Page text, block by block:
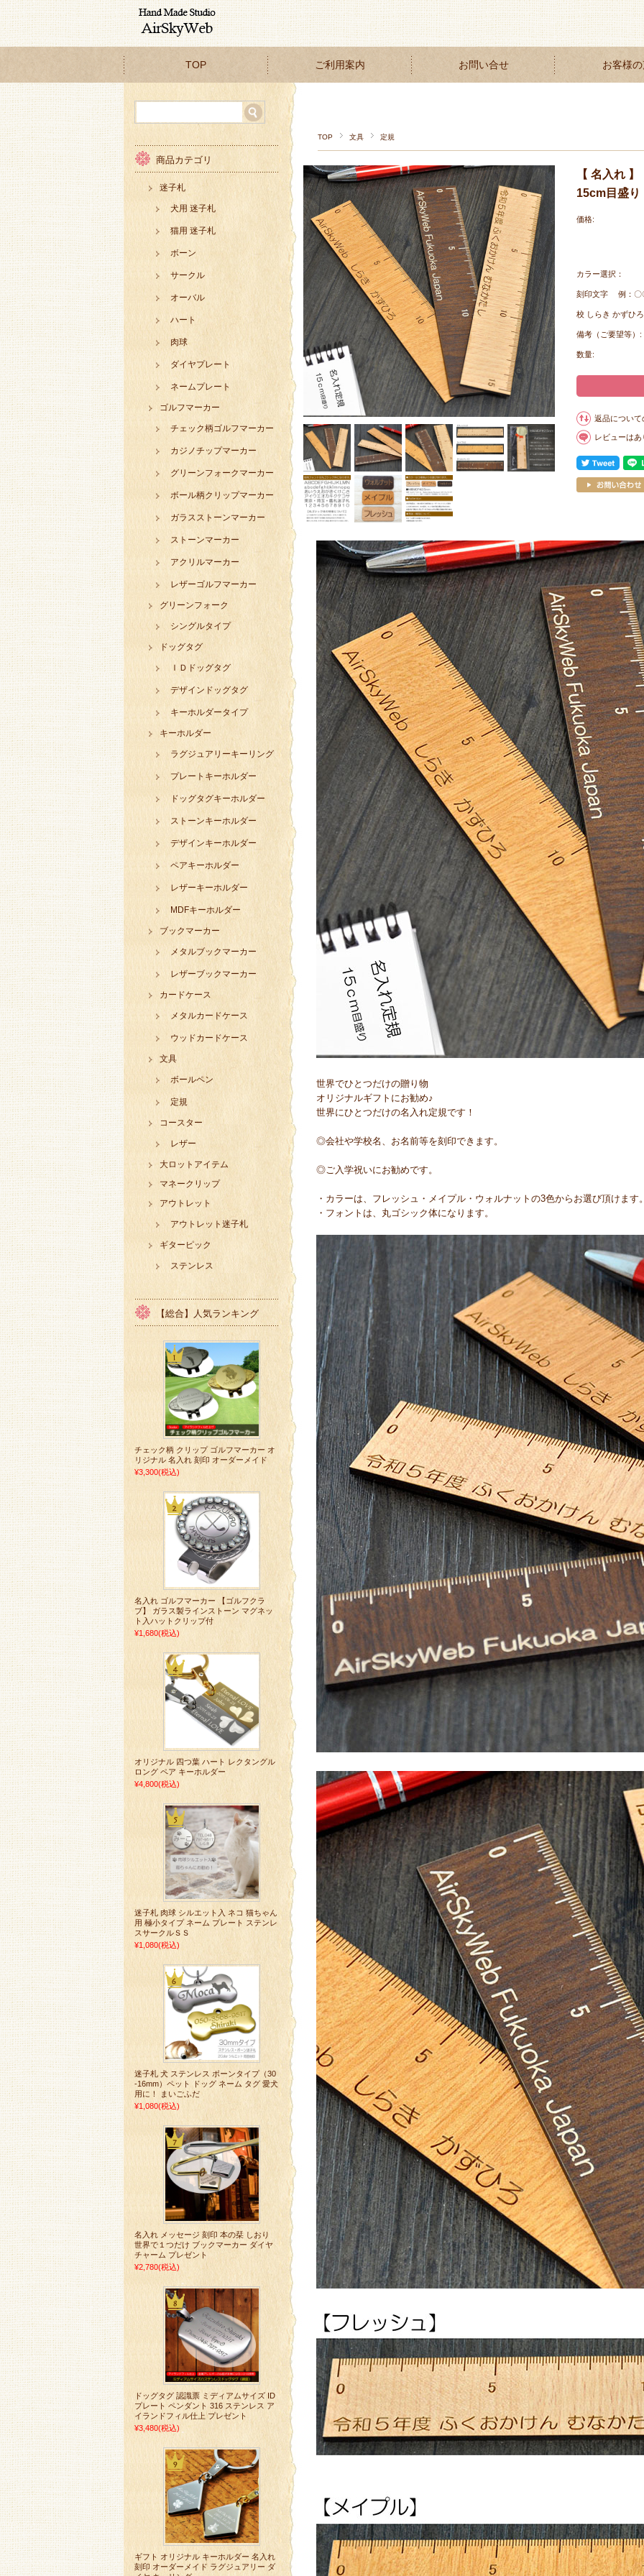
TOP ご利用案内 お問い合せ お客様
TOP 文具 定規
【 名入れ
15cm目盛り
価格:
カラー選択：
刻印文字 例：〇
校 しらき かずひ
備考（ご要望等）:
数量:
返品につい
レビューはあ
世界でひとつだけの贈り物
オリジナルギフトにお勧め♪
世界にひとつだけの名入れ定規です！
◎会社や学校名、お名前等を刻印できます。
◎ご入学祝いにお勧めです。
・カラーは、フレッシュ・メイプル・ウォルナットの3色からお選び頂けます
・フォントは、丸ゴシック体になります。
商品カテゴリ
迷子札
犬用 迷子札
猫用 迷子札
ボーン
サークル
オーバル
ハート
肉球
ダイヤプレート
ネームプレート
ゴルフマーカー
チェック柄ゴルフマーカー
カジノチップマーカー
グリーンフォークマーカー
ボール柄クリップマーカー
ガラスストーンマーカー
ストーンマーカー
アクリルマーカー
レザーゴルフマーカー
グリーンフォーク
シングルタイプ
ドッグタグ
ＩＤドッグタグ
デザインドッグタグ
キーホルダータイプ
キーホルダー
ラグジュアリーキーリング
プレートキーホルダー
ドッグタグキーホルダー
ストーンキーホルダー
デザインキーホルダー
ペアキーホルダー
レザーキーホルダー
MDFキーホルダー
ブックマーカー
メタルブックマーカー
レザーブックマーカー
カードケース
メタルカードケース
ウッドカードケース
文具
ボールペン
定規
コースター
レザー
大ロットアイテム
マネークリップ
アウトレット
アウトレット迷子札
ギターピック
ステンレス
【総合】人気ランキング
チェック柄 クリップ ゴルフマーカー オ
リジナル 名入れ 刻印 オーダーメイド
¥3,300(税込)
名入れ ゴルフマーカー 【ゴルフクラ
ブ】 ガラス製ラインストーン マグネッ
ト入ハットクリップ付
¥1,680(税込)
オリジナル 四つ葉 ハート レクタングル
ロング ペア キーホルダー
¥4,800(税込)
迷子札 肉球 シルエット入 ネコ 猫ちゃん
用 極小タイプ ネーム プレート ステンレ
スサークルＳＳ
¥1,080(税込)
迷子札 犬 ステンレス ボーンタイプ（30
-16mm）ペット ドッグ ネーム タグ 愛犬
用に！ まいごふだ
¥1,080(税込)
名入れ メッセージ 刻印 本の栞 しおり
世界で１つだけ ブックマーカー ダイヤ
チャーム プレゼント
¥2,780(税込)
ドッグタグ 認識票 ミディアムサイズ ID
プレート ペンダント 316 ステンレス ア
イランドフィル仕上 プレゼント
¥3,480(税込)
ギフト オリジナル キーホルダー 名入れ
刻印 オーダーメイド ラグジュアリー ダ